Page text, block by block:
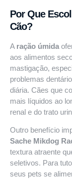
Por Que
Cão?
A ração úmida
aos alimentos
mastigação,
problemas
diária. Cães que
mais líquidos ao
renal e do trato
Outro benefício
Sache Mikdog
textura atraente
seletivos. Para
seus pets se